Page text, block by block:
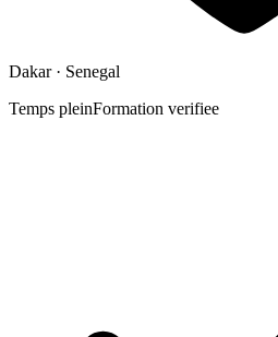
Dakar· Senegal
Temps pleinFormation verifiee